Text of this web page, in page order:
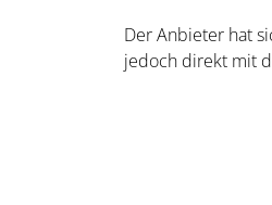
Der Anbieter hat
jedoch direkt mit